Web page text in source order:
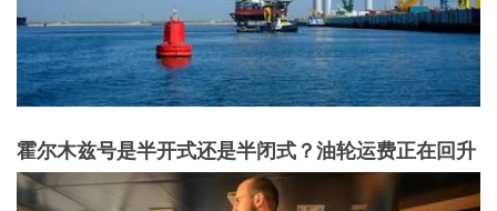
霍尔木兹号是半开式还是半闭式？油轮运费正在回升